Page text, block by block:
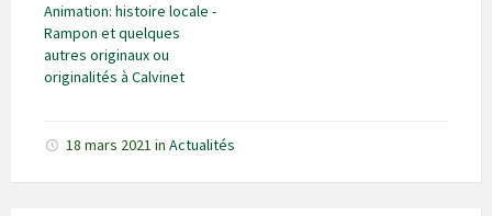
Animation: histoire locale -
Rampon et quelques
autres originaux ou
originalités à Calvinet
18 mars 2021 in Actualités